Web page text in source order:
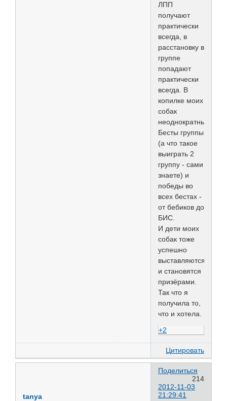
ЛПП
получают
практически
всегда, в
расстановку в
группе
попадают
практически
всегда. В
копилке моих
собак
неоднократные
Бесты группы
(а что такое
выиграть 2
группу - сами
знаете) и
победы во
всех бестах -
от бебиков до
БИС.
И дети моих
собак тоже
успешно
выставляются
и становятся
призёрами.
Так что я
получила то,
что и хотела.
+2
Цитировать
Поделиться
214
2012-11-03
21:29:41
tanya